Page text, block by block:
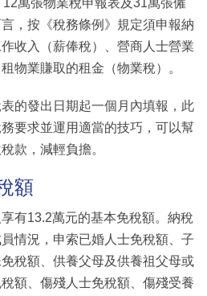
萬張物業稅申報表及31萬張僱
，按《稅務條例》規定須申報納
收入（薪俸稅）、營商人士營業
物業賺取的租金（物業稅）。
的發出日期起一個月內填報，此
要求並運用適當的技巧，可以幫
款，減輕負擔。
額
有13.2萬元的基本免稅額。納稅
情況，申索已婚人士免稅額、子
稅額、供養父母及供養祖父母或
額、傷殘人士免稅額、傷殘受養